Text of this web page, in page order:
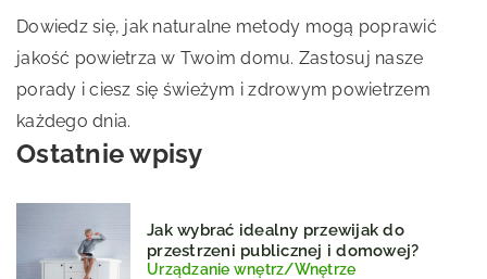
Dowiedz się, jak naturalne metody mogą poprawić
jakość powietrza w Twoim domu. Zastosuj nasze
porady i ciesz się świeżym i zdrowym powietrzem
każdego dnia.
Ostatnie wpisy
Jak wybrać idealny przewijak do
przestrzeni publicznej i domowej?
Urządzanie wnętrz/Wnętrze